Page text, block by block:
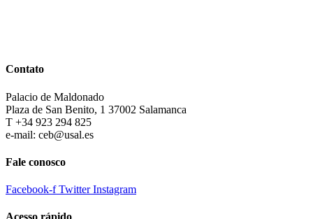
Contato
Palacio de Maldonado
Plaza de San Benito, 1 37002 Salamanca
T +34 923 294 825
e-mail: ceb@usal.es
Fale conosco
Facebook-f Twitter Instagram